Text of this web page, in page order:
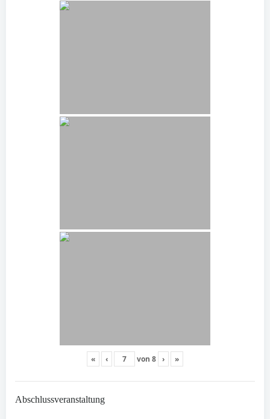
« ‹ von 8 › »
Abschlussveranstaltung